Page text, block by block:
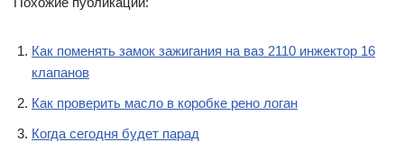
Как поменять замок зажигания на ваз 2110 инжектор 16
клапанов
Как проверить масло в коробке рено логан
Когда сегодня будет парад